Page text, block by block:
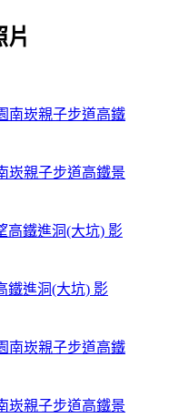
片
崁親子步道高鐵景
鐵進洞(大坑) 影
崁親子步道高鐵景